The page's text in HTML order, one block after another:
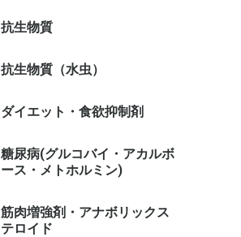
抗生物質
抗生物質（水虫）
ダイエット・食欲抑制剤
糖尿病(グルコバイ・アカルボ
ース・メトホルミン)
筋肉増強剤・アナボリックス
テロイド